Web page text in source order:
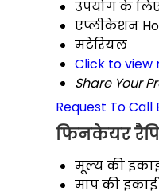
उपयोग के
एप्लीकेशन
मटेरियल
Click to view
Share Your
Request To Call
फिनकेयर
मूल्य की
माप की इकाई